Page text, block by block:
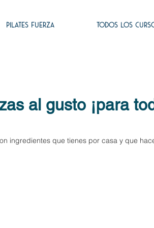
PILATES FUERZA TODOS LOS
al gusto ¡para
ingredientes que tienes por casa y que